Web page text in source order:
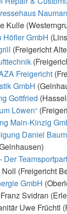
Kulle
Höfler GmbH
(Freigericht
Freigericht
GmbH
Gottfried
Löwen“
Main-Kinzig
Daniel
Der
(Freigericht
GmbH
Svidran
Uwe Früchtl